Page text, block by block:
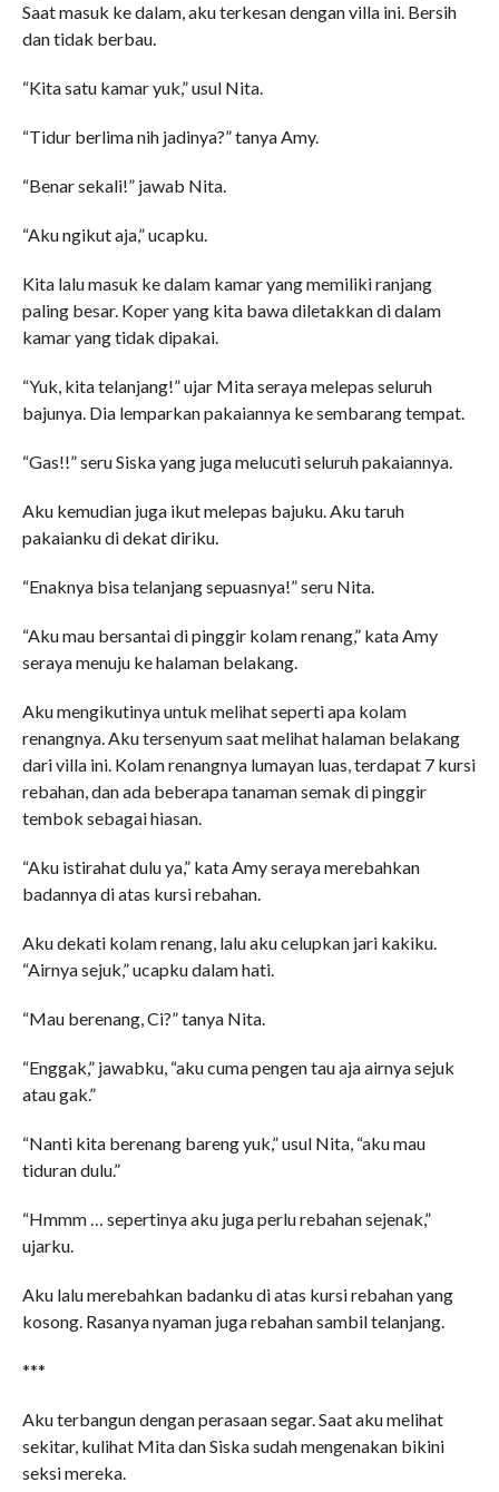
Saat masuk ke dalam, aku terkesan dengan villa ini. Bersih
dan tidak berbau.
“Kita satu kamar yuk,” usul Nita.
“Tidur berlima nih jadinya?” tanya Amy.
“Benar sekali!” jawab Nita.
“Aku ngikut aja,” ucapku.
Kita lalu masuk ke dalam kamar yang memiliki ranjang
paling besar. Koper yang kita bawa diletakkan di dalam
kamar yang tidak dipakai.
“Yuk, kita telanjang!” ujar Mita seraya melepas seluruh
bajunya. Dia lemparkan pakaiannya ke sembarang tempat.
“Gas!!” seru Siska yang juga melucuti seluruh pakaiannya.
Aku kemudian juga ikut melepas bajuku. Aku taruh
pakaianku di dekat diriku.
“Enaknya bisa telanjang sepuasnya!” seru Nita.
“Aku mau bersantai di pinggir kolam renang,” kata Amy
seraya menuju ke halaman belakang.
Aku mengikutinya untuk melihat seperti apa kolam
renangnya. Aku tersenyum saat melihat halaman belakang
dari villa ini. Kolam renangnya lumayan luas, terdapat 7 kursi
rebahan, dan ada beberapa tanaman semak di pinggir
tembok sebagai hiasan.
“Aku istirahat dulu ya,” kata Amy seraya merebahkan
badannya di atas kursi rebahan.
Aku dekati kolam renang, lalu aku celupkan jari kakiku.
“Airnya sejuk,” ucapku dalam hati.
“Mau berenang, Ci?” tanya Nita.
“Enggak,” jawabku, “aku cuma pengen tau aja airnya sejuk
atau gak.”
“Nanti kita berenang bareng yuk,” usul Nita, “aku mau
tiduran dulu.”
“Hmmm … sepertinya aku juga perlu rebahan sejenak,”
ujarku.
Aku lalu merebahkan badanku di atas kursi rebahan yang
kosong. Rasanya nyaman juga rebahan sambil telanjang.
***
Aku terbangun dengan perasaan segar. Saat aku melihat
sekitar, kulihat Mita dan Siska sudah mengenakan bikini
seksi mereka.